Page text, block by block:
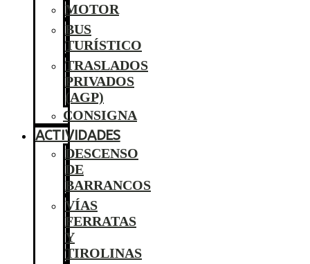
MOTOR
BUS
TURÍSTICO
TRASLADOS
PRIVADOS
(AGP)
CONSIGNA
ACTIVIDADES
DESCENSO
DE
BARRANCOS
VÍAS
FERRATAS
Y
TIROLINAS